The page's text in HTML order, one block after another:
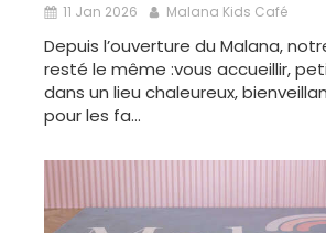
11 Jan 2026 Malana Kids Café
Depuis l’ouverture du Malana,
resté le même :vous accueillir,
dans un lieu chaleureux,
pour les fa...